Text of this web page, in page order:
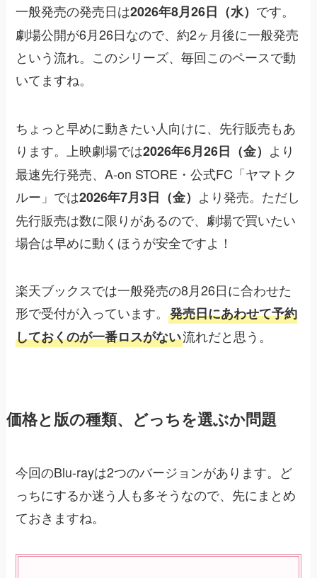
一般発売の発売日は2026年8月26日（水） です。
劇場公開が6月26日なので、約2ヶ月後に一般発売
という流れ。このシリーズ、毎回このペースで動
いてますね。
ちょっと早めに動きたい人向けに、先行販売もあ
ります。上映劇場では2026年6月26日（金） より
最速先行発売、A-on STORE・公式FC「ヤマトク
ルー」では2026年7月3日（金） より発売。ただし
先行販売は数に限りがあるので、劇場で買いたい
場合は早めに動くほうが安全ですよ！
楽天ブックスでは一般発売の8月26日に合わせた
形で受付が入っています。発売日にあわせて予約
しておくのが一番ロスがない流れだと思う。
価格と版の種類、どっちを選ぶか問題
今回のBlu-rayは2つのバージョンがあります。ど
っちにするか迷う人も多そうなので、先にまとめ
ておきますね。